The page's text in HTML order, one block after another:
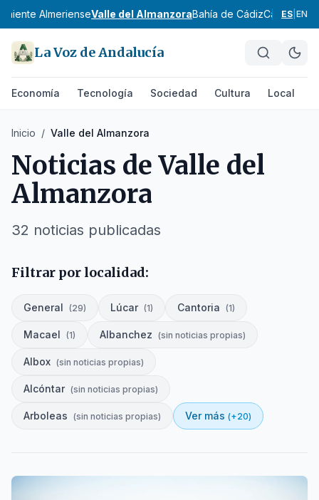
AlmerienseValle del AlmanzoraBahía de CádizCampiña
ES EN
La Voz de Andalucía
Economía Tecnología Sociedad Cultura Local
Inicio / Valle del Almanzora
Noticias de Valle del
Almanzora
32 noticias publicadas
Filtrar por localidad:
General (29) Lúcar (1) Cantoria (1)
Macael (1) Albanchez (sin noticias propias)
Albox (sin noticias propias)
Alcóntar (sin noticias propias)
Arboleas (sin noticias propias) Ver más (+20)